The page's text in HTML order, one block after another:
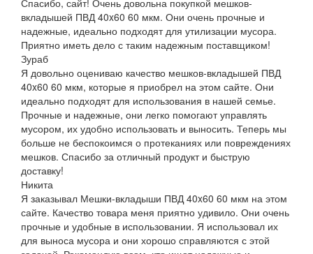
Спасибо, сайт! Очень довольна покупкой мешков-
вкладышей ПВД 40x60 60 мкм. Они очень прочные и
надежные, идеально подходят для утилизации мусора.
Приятно иметь дело с таким надежным поставщиком!
Зураб
Я довольно оцениваю качество мешков-вкладышей ПВД
40x60 60 мкм, которые я приобрел на этом сайте. Они
идеально подходят для использования в нашей семье.
Прочные и надежные, они легко помогают управлять
мусором, их удобно использовать и выносить. Теперь мы
больше не беспокоимся о протеканиях или повреждениях
мешков. Спасибо за отличный продукт и быструю
доставку!
Никита
Я заказывал Мешки-вкладыши ПВД 40x60 60 мкм на этом
сайте. Качество товара меня приятно удивило. Они очень
прочные и удобные в использовании. Я использовал их
для выноса мусора и они хорошо справляются с этой